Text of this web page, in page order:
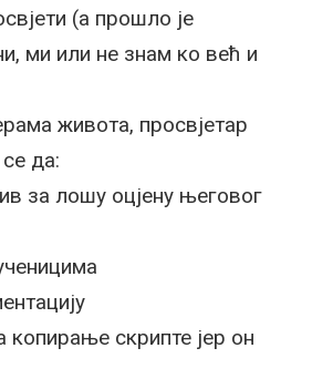
(а прошло је
ми или не знам ко већ и
живота, просвјетар
да:
за лошу оцјену његовог
копирање скрипте јер он